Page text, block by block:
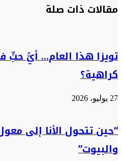
عبر
البريد
مقالات ذات صلة
تويزا هذا العام… أيُّ
كراهية؟
27 يوليو، 2026
“حين تتحول الأنا إلى
والبيوت”